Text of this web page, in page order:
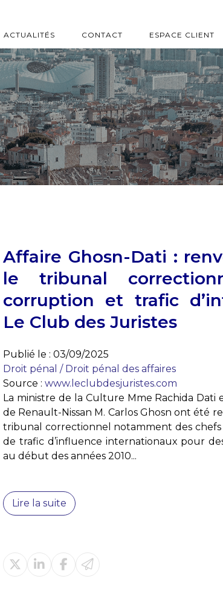
ACTUALITÉS CONTACT ESPACE CLIENT
Affaire Ghosn-Dati :
le tribunal
corruption et trafic
Le Club des Juristes
Publié le : 03/09/2025
Droit pénal / Droit pénal des affaires
Source : www.leclubdesjuristes.com
La ministre de la Culture Mme Rachida Dati
de Renault-Nissan M. Carlos Ghosn ont été
tribunal correctionnel notamment des
de trafic d’influence internationaux pour
au début des années 2010...
Lire la suite